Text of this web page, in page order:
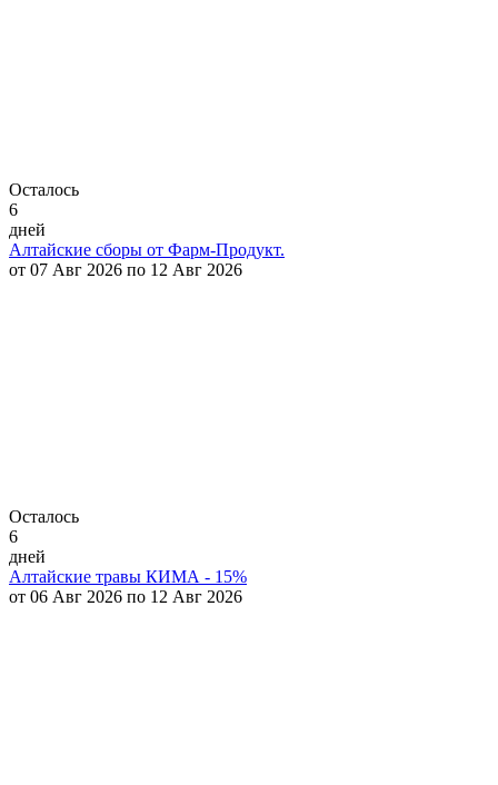
Осталось
6
дней
Алтайские сборы от Фарм-Продукт.
от 07 Авг 2026 по 12 Авг 2026
Осталось
6
дней
Алтайские травы КИМА - 15%
от 06 Авг 2026 по 12 Авг 2026